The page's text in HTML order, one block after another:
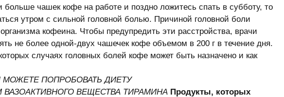
больше чашек кофе на работе и поздно ложитесь спать в субботу, то
утром с сильной головной болью. Причиной головной боли
кофеина. Чтобы предупредить эти расстройства, врачи
не более одной-двух чашечек кофе объемом в 200 г в течение дня.
случаях головных болей кофе может быть назначено и как
ПОПРОБОВАТЬ ДИЕТУ
ВАЗОАКТИВНОГО ВЕЩЕСТВА ТИРАМИНА Продукты, которых